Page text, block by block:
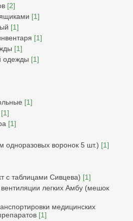
[2]
[1]
[1]
[1]
[1]
одежды [1]
[1]
[1]
[1]
одноразовых воронок 5 шт.) [1]
с таблицами Сивцева) [1]
легких Амбу (мешок
медицинских
[1]